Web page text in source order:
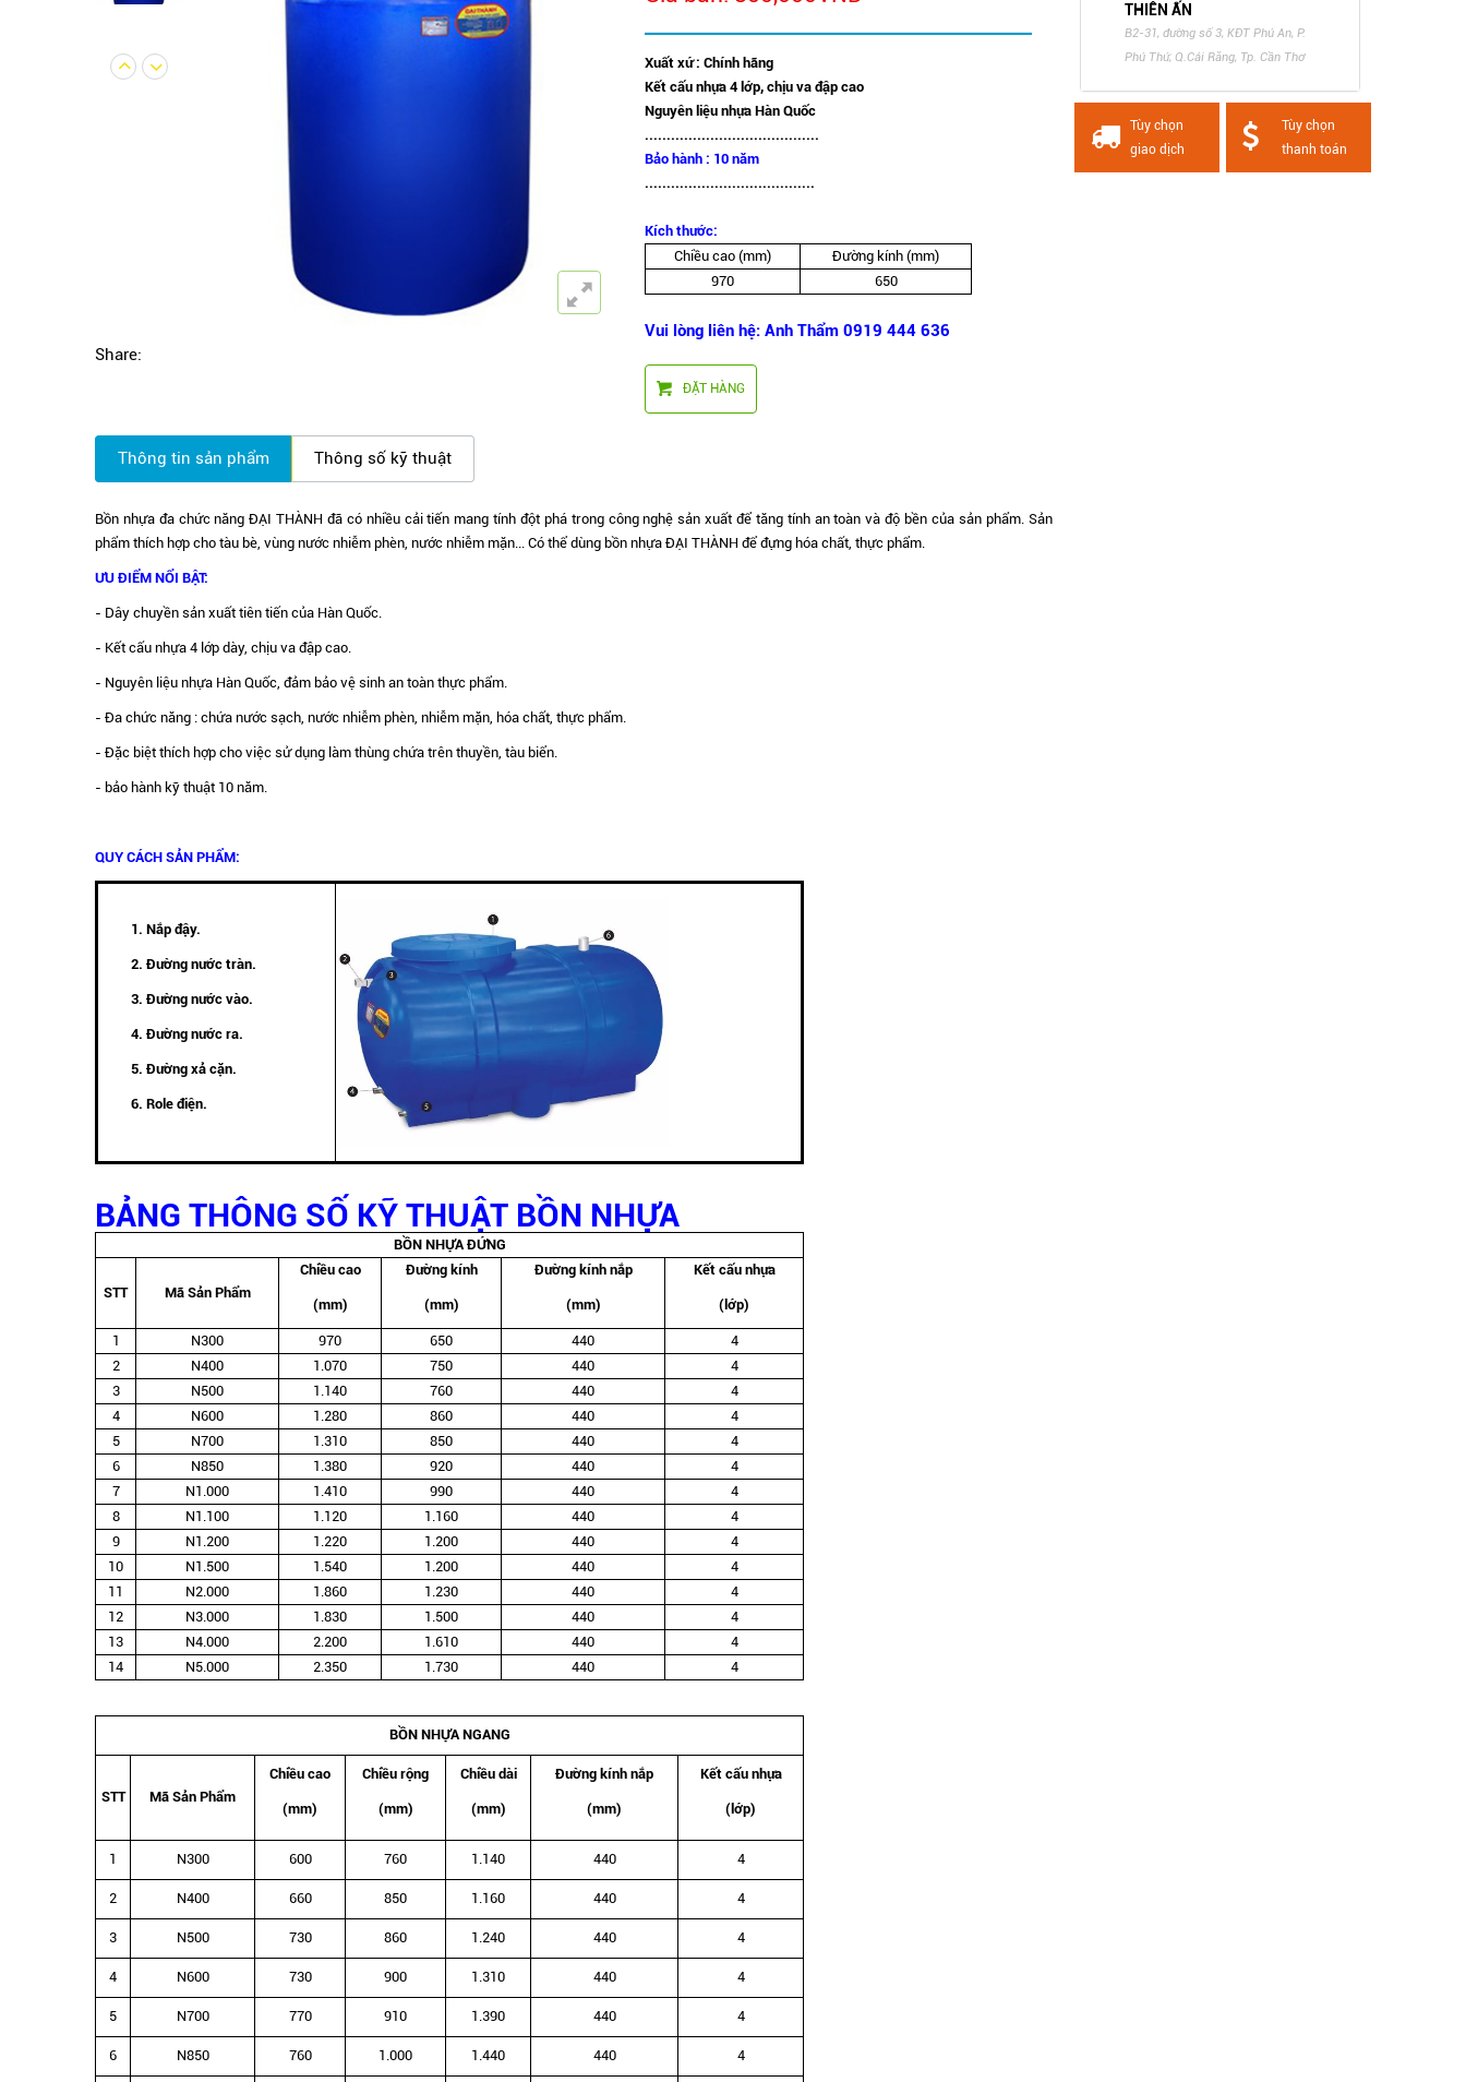
Share:
Xuất xứ : Chính hãng
Kết cấu nhựa 4 lớp, chịu va đập cao
Nguyên liệu nhựa Hàn Quốc
........................................
Bảo hành : 10 năm
.......................................
Kích thước:
Chiều cao (mm)
Đường kính (mm)
970
650
Vui lòng liên hệ: Anh Thẩm 0919 444 636
ĐẶT HÀNG
Thông tin sản phẩm Thông số kỹ thuật
Bồn nhựa đa chức năng ĐẠI THÀNH đã có nhiều cải tiến mang tính đột phá trong công nghệ sản xuất để tăng tính an toàn và độ bền của sản phẩm. Sản
phẩm thích hợp cho tàu bè, vùng nước nhiễm phèn, nước nhiễm mặn... Có thể dùng bồn nhựa ĐẠI THÀNH để đựng hóa chất, thực phẩm.
ƯU ĐIỂM NỔI BẬT:
- Dây chuyền sản xuất tiên tiến của Hàn Quốc.
- Kết cấu nhựa 4 lớp dày, chịu va đập cao.
- Nguyên liệu nhựa Hàn Quốc, đảm bảo vệ sinh an toàn thực phẩm.
- Đa chức năng : chứa nước sạch, nước nhiễm phèn, nhiễm mặn, hóa chất, thực phẩm.
- Đặc biệt thích hợp cho việc sử dụng làm thùng chứa trên thuyền, tàu biển.
- bảo hành kỹ thuật 10 năm.
QUY CÁCH SẢN PHẨM:
1. Nắp đậy.
2. Đường nước tràn.
3. Đường nước vào.
4. Đường nước ra.
5. Đường xả cặn.
6. Role điện.
BẢNG THÔNG SỐ KỸ THUẬT BỒN NHỰA
BỒN NHỰA ĐỨNG
STT Mã Sản Phẩm
Chiều cao
(mm)
Đường kính
(mm)
Đường kính nắp
(mm)
Kết cấu nhựa
(lớp)
1 N300 970 650 440
4
2
N400 1.070 750 440
4
3
N500 1.140 760 440
4
4
N600 1.280 860 440
4
5
N700 1.310 850 440
4
6
N850 1.380 920 440
4
7
N1.000 1.410 990 440
4
8
N1.100 1.120 1.160 440
4
9
N1.200 1.220 1.200 440
4
10
N1.500 1.540 1.200 440
4
11
N2.000 1.860 1.230 440
4
12
N3.000 1.830 1.500 440
4
13
N4.000 2.200 1.610 440
4
14
N5.000 2.350 1.730 440 4
BỒN NHỰA NGANG
STT Mã Sản Phẩm
Chiều cao
(mm)
Chiều rộng
(mm)
Chiều dài
(mm)
Đường kính nắp
(mm)
Kết cấu nhựa
(lớp)
1 N300 600 760 1.140 440 4
2 N400 660 850 1.160 440 4
3 N500 730 860 1.240 440 4
4 N600 730 900 1.310 440 4
5 N700 770 910 1.390 440 4
6 N850 760 1.000 1.440 440 4
THIÊN ẤN
B2-31, đường số 3, KĐT Phú An, P.
Phú Thứ, Q.Cái Răng, Tp. Cần Thơ
Tùy chọn
giao dịch
Tùy chọn
thanh toán